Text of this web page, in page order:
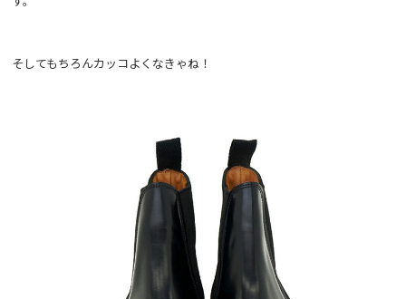
そしてもちろんカッコよくなきゃね！